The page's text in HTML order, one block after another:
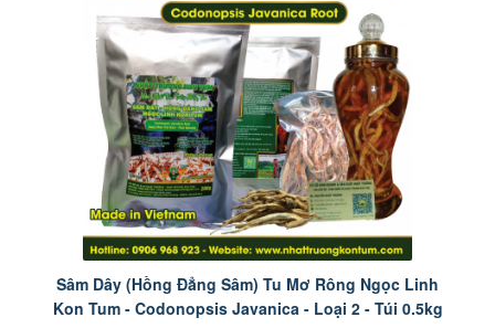
Sâm Dây (Hồng Đẳng Sâm) Tu Mơ Rông Ngọc Linh
Kon Tum - Codonopsis Javanica - Loại 2 - Túi 0.5kg